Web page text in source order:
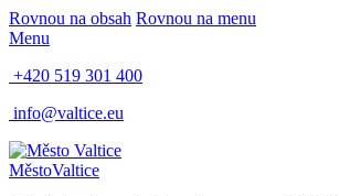
Rovnou na obsah Rovnou na menu
Menu
+420 519 301 400
info@valtice.eu
MěstoValtice